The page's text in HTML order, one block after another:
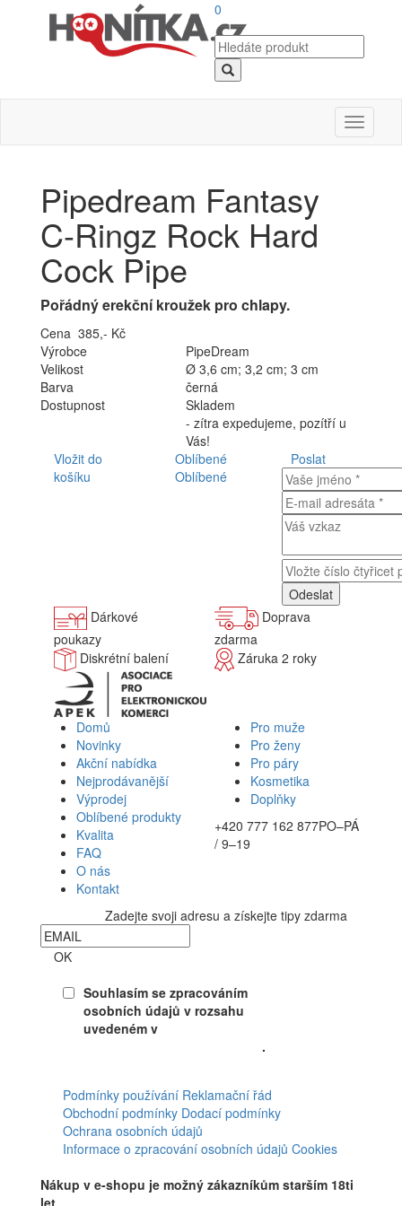
0
Toggle
Pipedream Fantasy
C-Ringz Rock Hard
Cock Pipe
Pořádný erekční kroužek pro chlapy.
Cena 385,- Kč
Výrobce
PipeDream
Velikost
Ø 3,6 cm; 3,2 cm; 3 cm
Barva
černá
Dostupnost
Skladem
- zítra expedujeme, pozítří u
Vás!
Vložit do
košíku
Oblíbené
Oblíbené
Poslat
Dárkové
poukazy
Doprava
zdarma
Diskrétní balení
Záruka 2 roky
Domů
Novinky
Akční nabídka
Nejprodávanější
Výprodej
Oblíbené produkty
Kvalita
FAQ
O nás
Kontakt
Pro muže
Pro ženy
Pro páry
Kosmetika
Doplňky
+420 777 162 877PO–PÁ
/ 9–19
Zadejte svoji adresu a získejte tipy zdarma
OK
Souhlasím se zpracováním
osobních údajů v rozsahu
uvedeném v
.
Podmínky používání Reklamační řád
Obchodní podmínky Dodací podmínky
Ochrana osobních údajů
Informace o zpracování osobních údajů Cookies
Nákup v e-shopu je možný zákazníkům starším 18ti
let.